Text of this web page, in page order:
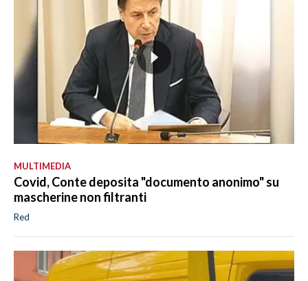
MULTIMEDIA
Covid, Conte deposita "documento anonimo" su
mascherine non filtranti
Red